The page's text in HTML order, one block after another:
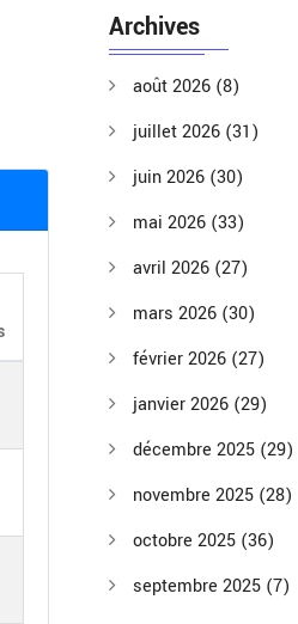
Archives
août 2026 (8)
juillet 2026 (31)
juin 2026 (30)
mai 2026 (33)
avril 2026 (27)
mars 2026 (30)
février 2026 (27)
janvier 2026 (29)
décembre 2025 (29)
novembre 2025 (28)
octobre 2025 (36)
septembre 2025 (7)